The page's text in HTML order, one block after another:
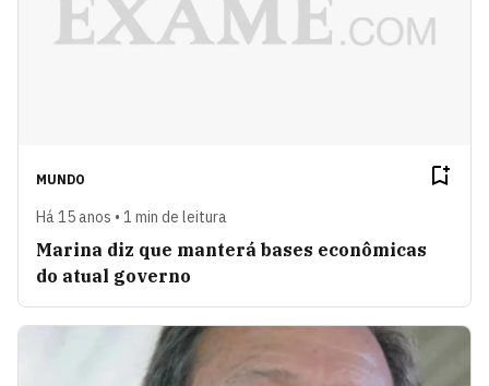
MUNDO
Há 15 anos • 1 min de leitura
Marina diz que manterá bases econômicas
do atual governo